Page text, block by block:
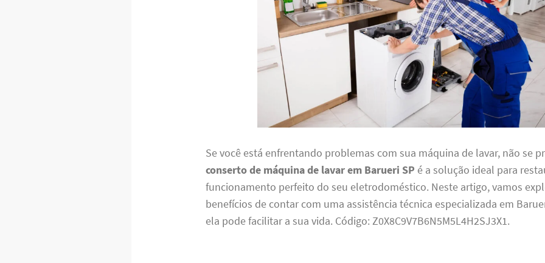
Se você está enfrentando problemas com sua máquina de lavar, não se
conserto de máquina de lavar em Barueri SP é a solução ideal para
funcionamento perfeito do seu eletrodoméstico. Neste artigo, vamos
benefícios de contar com uma assistência técnica especializada em
ela pode facilitar a sua vida. Código: Z0X8C9V7B6N5M5L4H2SJ3X1.